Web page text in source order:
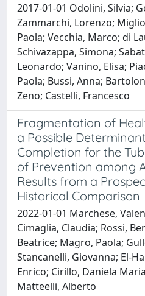
2017-01-01 Odolini, Silvia;
Zammarchi, Lorenzo;
Paola; Vecchia, Marco; di
Schivazappa, Simona;
Leonardo; Vanino, Elisa;
Paola; Bussi, Anna;
Zeno; Castelli, Francesco
Fragmentation of
a Possible
Completion for the
of Prevention among
Results from a
Historical Comparison
2022-01-01 Marchese,
Cimaglia, Claudia; Rossi,
Beatrice; Magro, Paola;
Stancanelli, Giovanna; El-
Enrico; Cirillo, Daniela
Matteelli, Alberto